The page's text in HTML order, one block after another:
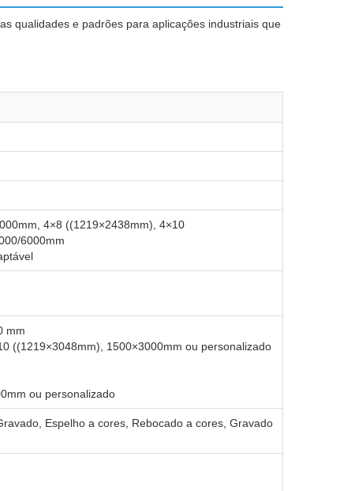
qualidades e padrões para aplicações industriais que
4×8 ((1219×2438mm), 4×10
6000mm
mm
((1219×3048mm), 1500×3000mm ou personalizado
ou personalizado
Espelho a cores, Rebocado a cores, Gravado